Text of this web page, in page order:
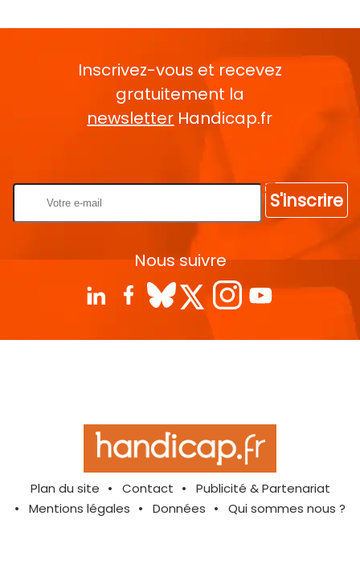
Inscrivez-vous et recevez
gratuitement la
newsletter Handicap.fr
S'inscrire
Nous suivre
Plan du site Contact
Publicité & Partenariat
Mentions légales
Données Qui sommes nous ?